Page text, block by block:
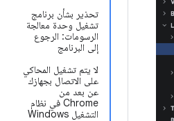
تحذير بشأن برنامج
تشغيل وحدة معالجة
الرسومات: الرجوع
إلى البرنامج
لا يتم تشغيل المحاكي
على الاتصال بجهازك
عن بعد من
Chrome في نظام
التشغيل Windows